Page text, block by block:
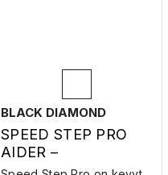
BLACK DIAMOND
SPEED STEP PRO
AIDER –
KÖYSITIKKAAT